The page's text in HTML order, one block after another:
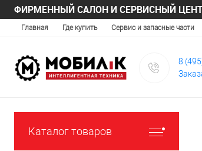
ФИРМЕННЫЙ САЛОН И СЕРВИСНЫЙ
Главная Где купить Сервис и запасные части
8
Каталог товаров